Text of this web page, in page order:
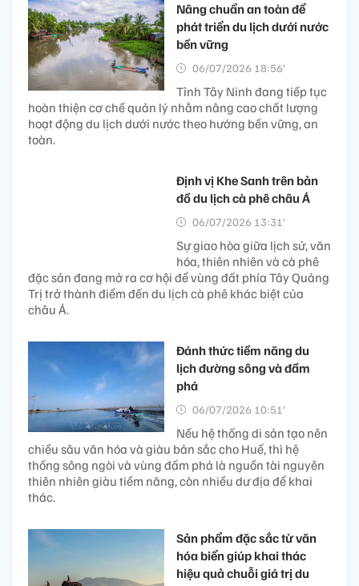
Nâng chuẩn an toàn để
phát triển du lịch dưới nước
bền vững
06/07/2026 18:56’
Tỉnh Tây Ninh đang tiếp tục
hoàn thiện cơ chế quản lý nhằm nâng cao chất lượng
hoạt động du lịch dưới nước theo hướng bền vững, an
toàn.
Định vị Khe Sanh trên bản
đồ du lịch cà phê châu Á
06/07/2026 13:31’
Sự giao hòa giữa lịch sử, văn
hóa, thiên nhiên và cà phê
đặc sản đang mở ra cơ hội để vùng đất phía Tây Quảng
Trị trở thành điểm đến du lịch cà phê khác biệt của
châu Á.
Đánh thức tiềm năng du
lịch đường sông và đầm
phá
06/07/2026 10:51’
Nếu hệ thống di sản tạo nên
chiều sâu văn hóa và giàu bản sắc cho Huế, thì hệ
thống sông ngòi và vùng đầm phá là nguồn tài nguyên
thiên nhiên giàu tiềm năng, còn nhiều dư địa để khai
thác.
Sản phẩm đặc sắc từ văn
hóa biển giúp khai thác
hiệu quả chuỗi giá trị du